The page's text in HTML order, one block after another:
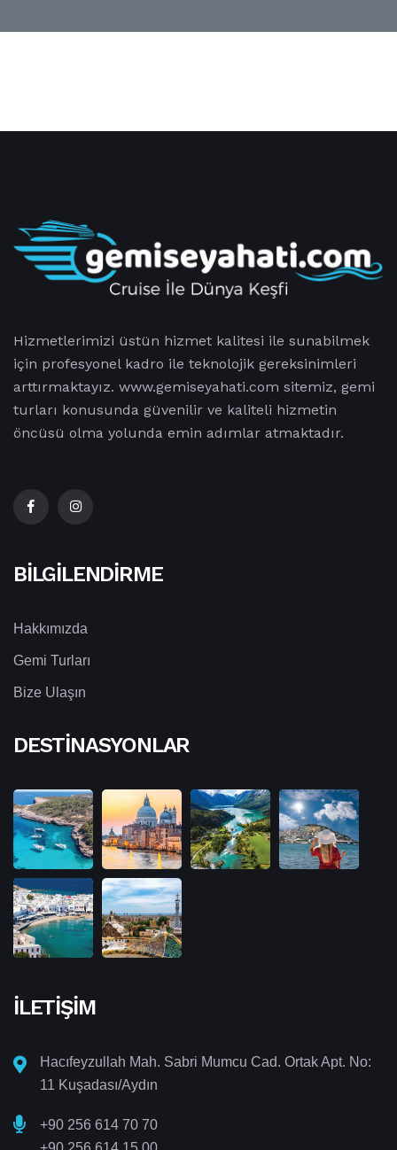
Hizmetlerimizi üstün hizmet kalitesi ile sunabilmek
için profesyonel kadro ile teknolojik gereksinimleri
arttırmaktayız. www.gemiseyahati.com sitemiz, gemi
turları konusunda güvenilir ve kaliteli hizmetin
öncüsü olma yolunda emin adımlar atmaktadır.
BILGILENDIRME
Hakkımızda
Gemi Turları
Bize Ulaşın
DESTINASYONLAR
İLETIŞIM
Hacıfeyzullah Mah. Sabri Mumcu Cad. Ortak Apt. No:
11 Kuşadası/Aydın
+90 256 614 70 70